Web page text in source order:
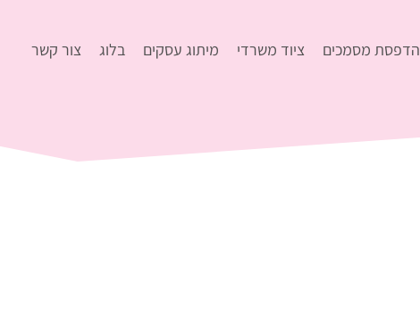
הדפסת מסמכים ציוד משרדי מיתוג עסקים בלוג צור קשר